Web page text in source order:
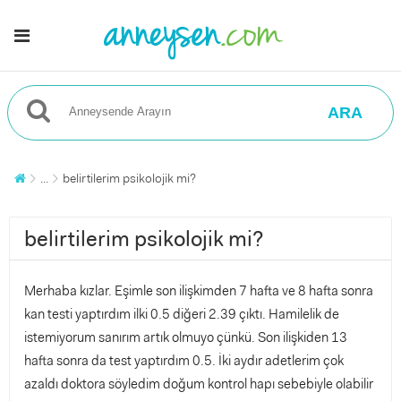
ARA
... belirtilerim psikolojik mi?
belirtilerim psikolojik mi?
Merhaba kızlar. Eşimle son ilişkimden 7 hafta ve 8 hafta sonra
kan testi yaptırdım ilki 0.5 diğeri 2.39 çıktı. Hamilelik de
istemiyorum sanırım artık olmuyo çünkü. Son ilişkiden 13
hafta sonra da test yaptırdım 0.5. İki aydır adetlerim çok
azaldı doktora söyledim doğum kontrol hapı sebebiyle olabilir